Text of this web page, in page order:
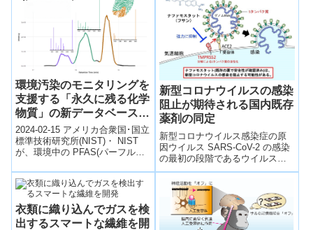
環境汚染のモニタリングを
支援する「永久に残る化学
物質」の新データベース
(New NIST Database of
‘Forever Chemicals’ Will
Help Scientists Monitor
Environmental Pollution)
2024-02-15 アメリカ合衆国･国立
標準技術研究所(NIST)・ NIST
が、環境中の PFAS(パーフルオ
アルキル化合物）...
新型コロナウイルスの感染
阻止が期待される国内既存
薬剤の同定
新型コロナウイルス感染症の原
因ウイルス SARS-CoV-2 の感染
の最初の段階であるウイルス外
膜と、感染する細胞の細胞膜と
の融合を阻止することで、ウイ
ルスの侵入過程を効率的に阻止
する可能性がある薬剤としてナ
ファモスタットを同定した。
衣類に織り込んでガスを検
出するスマートな繊維を開